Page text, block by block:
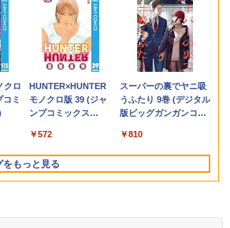
+最大
】
DN
リ
中古
パソ
ン ノ
超得2,000円OFF&P2倍
｜レッツノート｜
Microsoft office 2019
H&B付き｜中古ノート
office付｜メモリ8GB
SSD256GB｜
Panasonic Let's note
｜中古ノートパソコン
PC｜ノートパソコン
B5サイズ｜パソコン｜
MS Office 2024 H&B
搭載｜中古ノートパソ
コン Windows11
Office付｜Core i5 第8
世代 以降 SSD 512GB
メモリ 8GB｜DELL
Latitude 3500｜中古パ
ソコン 中古 ノートパ
ソコン 無線 15.6インチ
イプC｜Word Excel
￥33,800
10世
SSD
Type-
体型
Win11搭載 デスクトッ
プパソコン一体型デス
クトップ新品 Office付
き 24型フルHD液晶一
コン Core i7 3615MQ
メモリ16GB
SSD512GB USB 3.0 無
線搭載 初心者向け 初
応援 在宅勤務
【週末限定999円
OFF！】 最新マイクロ
ソフトオフィス2024付
き microsoft office付
き 中古パソコン 中古
デスクトップパソコン
最新オフィス 第10世代
国内メーカー 安心サポ
ート 高品質
i7 16GB 中古 パソコン
￥84,000
N30
ィス
液晶
【1,000円クーポン＋ポ
イント最大31.5%還
元！】PCモニター 液
晶ディスプレイ 24イン
HD 非光沢ディスプレ
イ
（100Hz/VGA/HDMI1.4
ブルーライト軽減 フリ
Adaptive Sync対応
4000:1コントラスト チ
液晶ディスプレイ 23イ
ンチ ディスプレイ フ
ィリップス 液晶モニタ
ー パソコンモニター
ゲーミングモニター
PCモニター 23.8
1920×1080 HDMI D-
Sub ブラック スピーカ
ー：なし
￥11,480
】
（ナ
完結
【いたわりセット付
き】1年をおいしくす
こやかに過ごす養生手
帳2027 （インプレス手
【中古】
HUNTER×HUNTER(ハ
ンターハンター)/漫画
全巻セット◆C≪1〜39
巻（既刊）≫【即納】
【コンビニ受取/郵便局
受取対応】
￥20,900
イ
【2026年アップグレ
ード版】AOKIMI ワ
イヤレスイヤホン
V12 小型軽量 ブルー
トゥースHi-Fi 最大
36時間再生 ぶるーと
ゅーす コードレス
グ Type-C充電 マイ
￥1,964
Xiaomi シャオミ
REDMI Buds 8 Lite ワ
イヤレスイヤホン
キャンセリング ANC
36時間再生
￥3,480
On My Road
(Stadium ver.)
￥250
BUGS LIFE
￥250
水
本
by Amazon 炭酸水
ラベルレス 500ml
×24本 強炭酸水 ペッ
ットル (Smart
Basic)
￥1,625
【Amazon.co.jp限
定】 伊藤園 磨かれ
て、澄みきった日本の
ケース ] [ 水 ] [ ペット
ボトル ] [ 箱買い ] [ ス
￥998
クロ
コミ
HUNTER×HUNTER
モノクロ版 39 (ジャ
ンプコミックス
￥572
スーパーの裏でヤニ吸
うふたり 9巻 (デジタル
版ビッグガンガンコミ
￥810
もっと見る